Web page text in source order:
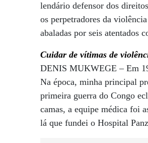
lendário defensor dos
os perpetradores da
abaladas por seis atentados
Cuidar de vítimas de
DENIS MUKWEGE – Em
Na época, minha principal
primeira guerra do Congo
camas, a equipe médica foi
lá que fundei o Hospital